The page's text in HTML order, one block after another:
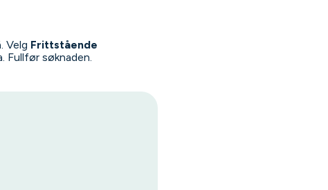
Velg Frittstående
Fullfør søknaden.